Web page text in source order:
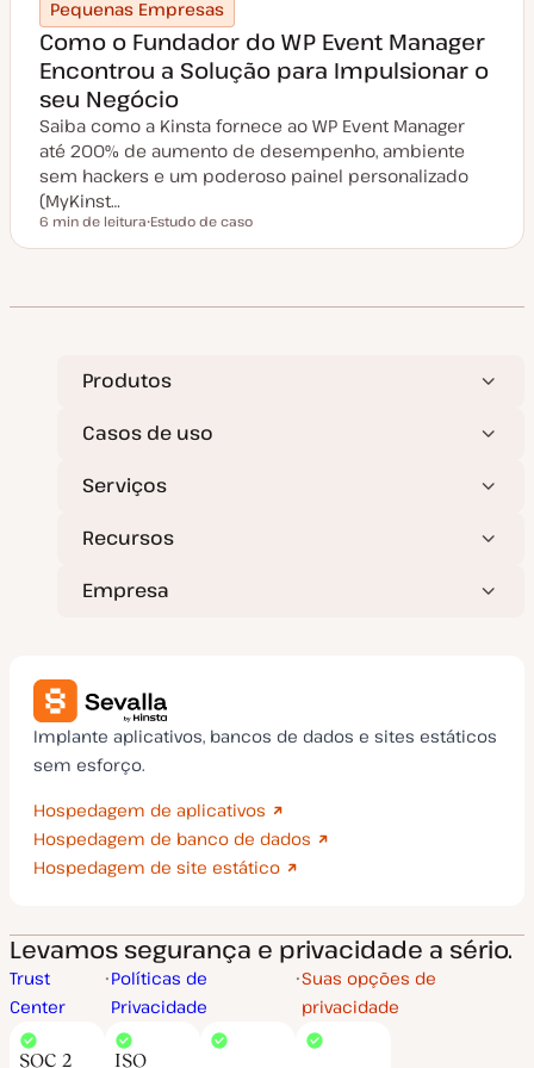
Pequenas Empresas
Como o Fundador do WP Event Manager
Encontrou a Solução para Impulsionar o
seu Negócio
Saiba como a Kinsta fornece ao WP Event Manager
até 200% de aumento de desempenho, ambiente
sem hackers e um poderoso painel personalizado
(MyKinst…
Tempo de leitura
6 min de leitura
i
e
i
g
Estudo de caso
Produtos
Casos de uso
Serviços
Recursos
Empresa
Implante aplicativos, bancos de dados e sites estáticos
sem esforço.
Hospedagem de aplicativos
Hospedagem de banco de dados
Hospedagem de site estático
Levamos segurança e privacidade a sério.
Trust
Center
Políticas de
Privacidade
Suas opções de
privacidade
SOC 2 ISO